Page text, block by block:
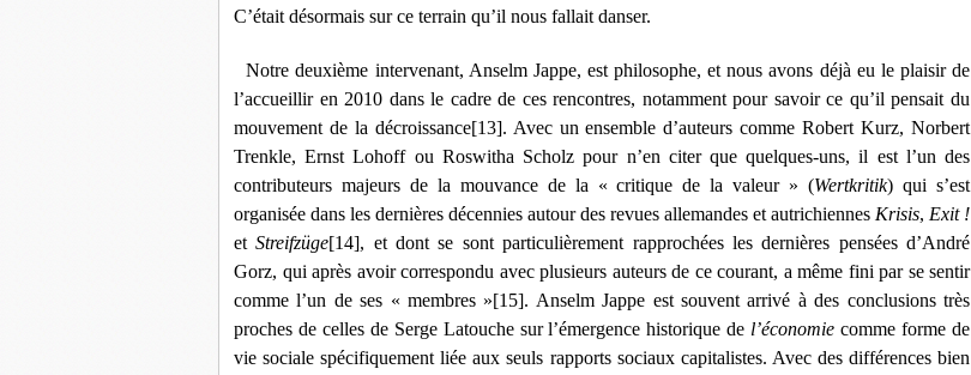
C’était désormais sur ce terrain qu’il nous fallait danser.
Notre deuxième intervenant, Anselm Jappe, est philosophe, et nous avons déjà eu le plaisir de
l’accueillir en 2010 dans le cadre de ces rencontres, notamment pour savoir ce qu’il pensait du
mouvement de la décroissance[13]. Avec un ensemble d’auteurs comme Robert Kurz, Norbert
Trenkle, Ernst Lohoff ou Roswitha Scholz pour n’en citer que quelques-uns, il est l’un des
contributeurs majeurs de la mouvance de la « critique de la valeur » (Wertkritik) qui s’est
organisée dans les dernières décennies autour des revues allemandes et autrichiennes Krisis, Exit !
etStreifzüge[14], et dont se sont particulièrement rapprochées les dernières pensées d’André
Gorz, qui après avoir correspondu avec plusieurs auteurs de ce courant, a même fini par se sentir
comme l’un de ses « membres »[15]. Anselm Jappe est souvent arrivé à des conclusions très
proches de celles de Serge Latouche sur l’émergence historique de l’économie comme forme de
vie sociale spécifiquement liée aux seuls rapports sociaux capitalistes. Avec des différences bien